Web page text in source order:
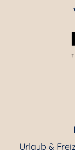
Urlaub &